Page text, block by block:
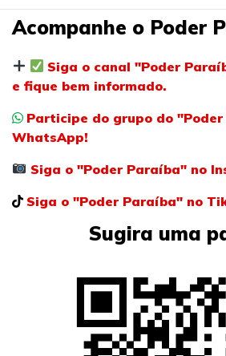
Acompanhe o Poder
Siga o canal "Poder
e fique bem informado.
Participe do grupo do
WhatsApp!
Siga o "Poder Paraíba" no
Siga o "Poder Paraíba" no
Sugira uma